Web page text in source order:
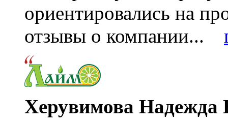
ориентировались на
отзывы о компании...
Херувимова Надежда